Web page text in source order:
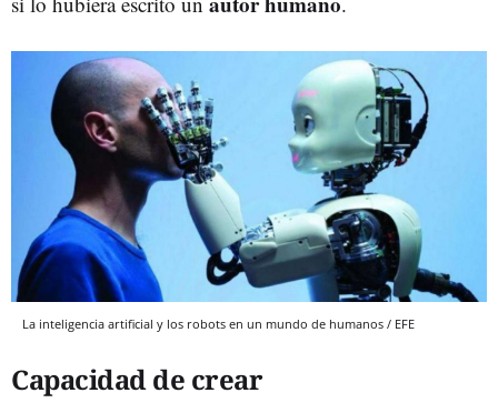
La inteligencia artificial y los robots en un mundo de humanos / EFE
Capacidad de crear